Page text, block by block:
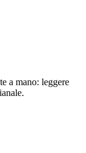
a mano: leggere